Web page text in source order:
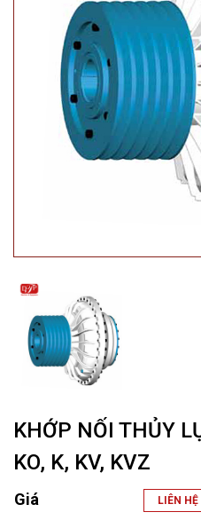
KHỚP NỐI THỦY
KO, K, KV, KVZ
Giá LIÊN HỆ